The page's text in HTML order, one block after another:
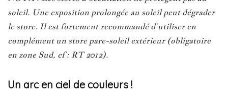
soleil. Une exposition prolongée au soleil peut dégrader
le store. Il est fortement recommandé d’utiliser en
complément un store pare-soleil extérieur (obligatoire
en zone Sud, cf : RT 2012).
Un arc en ciel de couleurs !